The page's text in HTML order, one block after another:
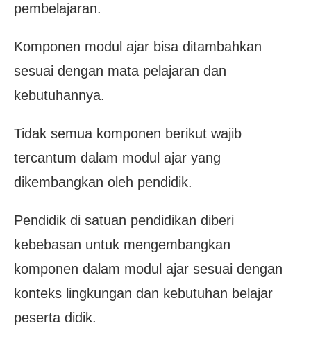
pembelajaran.
Komponen modul ajar bisa ditambahkan
sesuai dengan mata pelajaran dan
kebutuhannya.
Tidak semua komponen berikut wajib
tercantum dalam modul ajar yang
dikembangkan oleh pendidik.
Pendidik di satuan pendidikan diberi
kebebasan untuk mengembangkan
komponen dalam modul ajar sesuai dengan
konteks lingkungan dan kebutuhan belajar
peserta didik.